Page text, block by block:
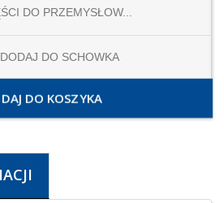
DO PRZEMYSŁOW...
DODAJ DO SCHOWKA
DO KOSZYKA